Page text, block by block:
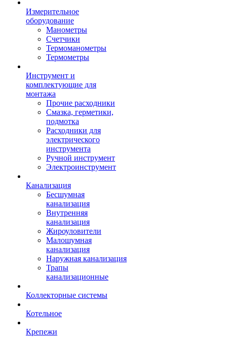
Измерительное
оборудование
Манометры
Счетчики
Термоманометры
Термометры
Инструмент и
комплектующие для
монтажа
Прочие расходники
Смазка, герметики,
подмотка
Расходники для
электрического
инструмента
Ручной инструмент
Электроинструмент
Канализация
Бесшумная
канализация
Внутренняя
канализация
Жироуловители
Малошумная
канализация
Наружная канализация
Трапы
канализационные
Коллекторные системы
Котельное
Крепежи